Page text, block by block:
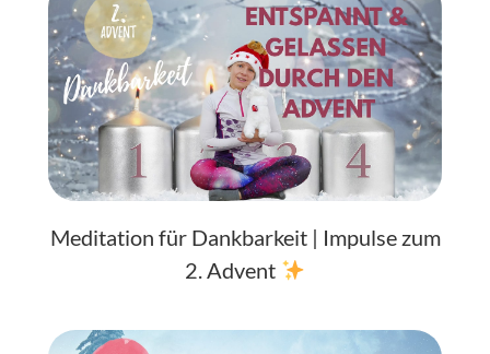
Meditation für Dankbarkeit | Impulse zum
2. Advent